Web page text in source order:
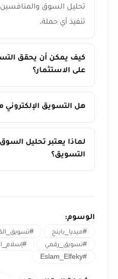
تحليل السوق
تنفيذ أي حملة.
كيف يمكن أن يحقق
على الاستثمار؟
هل التسويق الإلكتروني
لماذا يعتبر تحليل
التسويق؟
الوسوم:
#ميديا_باينج
#تسويق_رقمي
#Eslam_Elfeky